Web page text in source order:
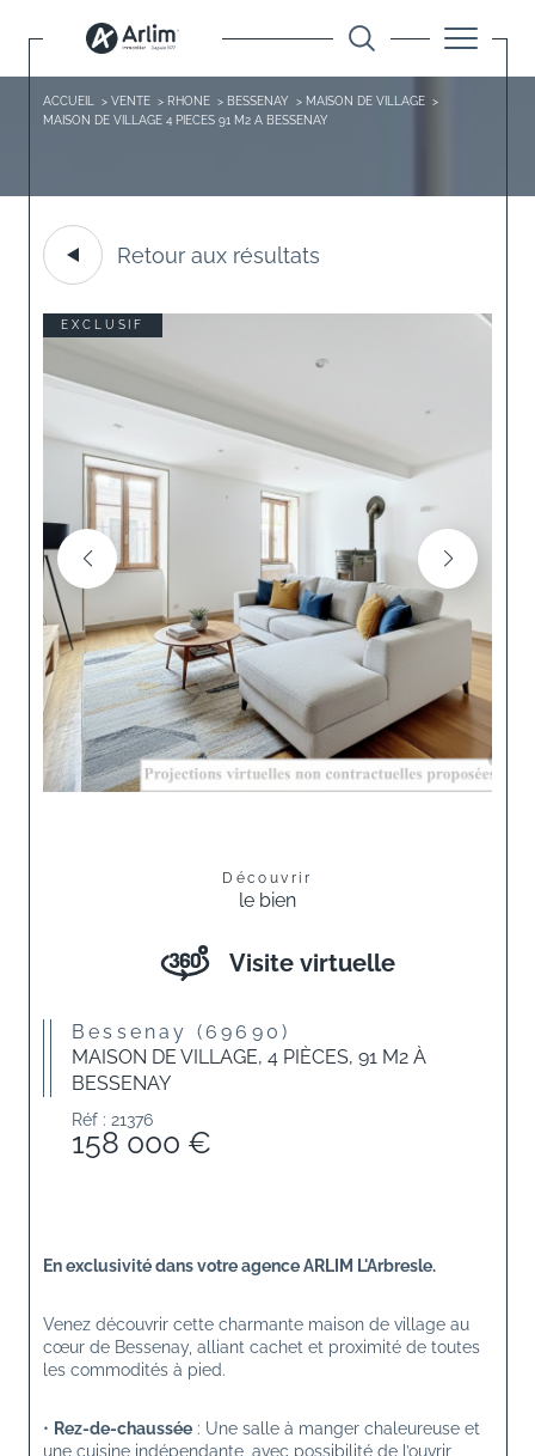
ACCUEIL VENTE RHONE BESSENAY
MAISON DE VILLAGE
MAISON DE VILLAGE 4 PIECES 91 M2 A BESSENAY
Retour aux résultats
EXCLUSIF
Découvrir
le bien
Visite virtuelle
Bessenay (69690)
MAISON DE VILLAGE, 4 PIÈCES, 91 M2 À
BESSENAY
Réf : 21376
158 000 €
En exclusivité dans votre agence ARLIM L'Arbresle.
Venez découvrir cette charmante maison de village au
cœur de Bessenay, alliant cachet et proximité de toutes
les commodités à pied.
• Rez-de-chaussée : Une salle à manger chaleureuse et
une cuisine indépendante, avec possibilité de l’ouvrir